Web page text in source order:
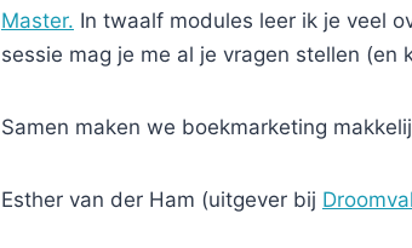
Master. In twaalf modules leer ik je veel
sessie mag je me al je vragen stellen (en
Samen maken we boekmarketing
Esther van der Ham (uitgever bij